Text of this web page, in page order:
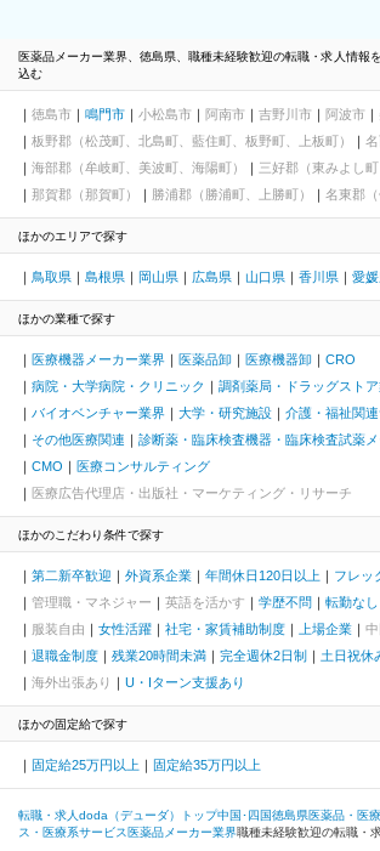
医薬品メーカー業界、徳島県、職種未経験歓迎の転職・求人情報
込む
徳島市 鳴門市 小松島市 阿南市 吉野川市 阿波市
板野郡（松茂町、北島町、藍住町、板野町、上板町）
海部郡（牟岐町、美波町、海陽町）
三好郡（東みよし町
那賀郡（那賀町）
勝浦郡（勝浦町、上勝町） 名東郡（
ほかのエリアで探す
鳥取県 島根県 岡山県 広島県 山口県 香川県 愛
ほかの業種で探す
医療機器メーカー業界 医薬品卸 医療機器卸
CRO
病院・大学病院・クリニック
調剤薬局・ドラッグスト
バイオベンチャー業界
大学・研究施設
介護・福祉関
その他医療関連
診断薬・臨床検査機器・臨床検査試薬
CMO
医療コンサルティング
医療広告代理店・出版社・マーケティング・リサーチ
ほかのこだわり条件で探す
第二新卒歓迎 外資系企業 年間休日120日以上
フレッ
管理職・マネジャー
英語を活かす 学歴不問
転勤なし
服装自由
女性活躍 社宅・家賃補助制度 上場企業
退職金制度
残業20時間未満 完全週休2日制 土日祝休
海外出張あり
U・Iターン支援あり
ほかの固定給で探す
固定給25万円以上 固定給35万円以上
転職・求人doda（デューダ）トップ中国･四国徳島県医薬品・医
ス・医療系サービス 医薬品メーカー業界職種未経験歓迎の転職・